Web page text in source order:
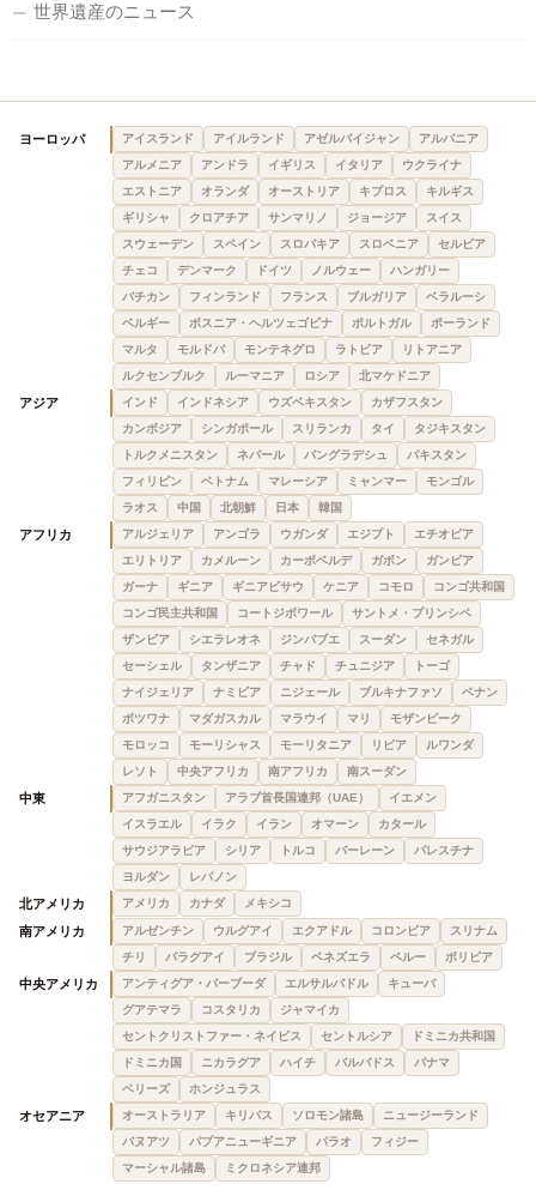
世界遺産のニュース
ヨーロッパ アイスランド アイルランド アゼルバイジャン
アルバニア
アルメニア
アンドラ イギリス イタリア
ウクライナ
エストニア
オランダ オーストリア キプロス
キルギス
ギリシャ
クロアチア サンマリノ ジョージア
スイス
スウェーデン
スペイン スロバキア スロベニア
セルビア
チェコ
デンマーク ドイツ ノルウェー
ハンガリー
バチカン
フィンランド フランス ブルガリア
ベラルーシ
ベルギー
ボスニア・ヘルツェゴビナ ポルトガル
ポーランド
マルタ
モルドバ モンテネグロ ラトビア
リトアニア
ルクセンブルク
ルーマニア ロシア 北マケドニア
アジア インド インドネシア ウズベキスタン
カザフスタン
カンボジア
シンガポール スリランカ タイ
タジキスタン
トルクメニスタン
ネパール バングラデシュ
パキスタン
フィリピン
ベトナム マレーシア ミャンマー
モンゴル
ラオス
中国 北朝鮮 日本 韓国
アフリカ アルジェリア アンゴラ ウガンダ エジプト
エチオピア
エリトリア
カメルーン カーボベルデ ガボン
ガンビア
ガーナ
ギニア ギニアビサウ ケニア コモロ
コンゴ共和国
コンゴ民主共和国
コートジボワール
サントメ・プリンシペ
ザンビア
シエラレオネ ジンバブエ スーダン
セネガル
セーシェル
タンザニア チャド チュニジア
トーゴ
ナイジェリア
ナミビア ニジェール ブルキナファソ
ベナン
ボツワナ
マダガスカル マラウイ マリ
モザンビーク
モロッコ
モーリシャス モーリタニア リビア
ルワンダ
レソト
中央アフリカ 南アフリカ 南スーダン
中東 アフガニスタン アラブ首長国連邦（UAE）
イエメン
イスラエル
イラク イラン オマーン
カタール
サウジアラビア
シリア トルコ バーレーン
パレスチナ
ヨルダン
レバノン
北アメリカ アメリカ カナダ メキシコ
南アメリカ アルゼンチン ウルグアイ エクアドル コロンビア
スリナム
チリ
パラグアイ ブラジル ベネズエラ ペルー ボリビア
中央アメリカ アンティグア・バーブーダ エルサルバドル
キューバ
グアテマラ
コスタリカ
ジャマイカ
セントクリストファー・ネイビス
セントルシア
ドミニカ共和国
ドミニカ国
ニカラグア ハイチ バルバドス
パナマ
ベリーズ
ホンジュラス
オセアニア オーストラリア キリバス ソロモン諸島
ニュージーランド
バヌアツ
パプアニューギニア パラオ
フィジー
マーシャル諸島
ミクロネシア連邦